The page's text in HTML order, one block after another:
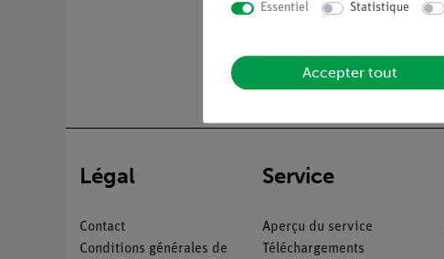
Légal
Contact
Conditions générales de
Service
Aperçu du service
Téléchargements
Essentiel Statistique
Accepter tout